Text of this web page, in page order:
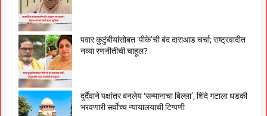
पवार कुटुंबीयांसोबत ‘पीके’ची बंद दाराआड चर्चा; राष्ट्रवादीत
नव्या रणनीतीची चाहूल?
दुर्दैवाने पक्षांतर बनलेय ‘सन्मानाचा बिल्ला’, शिंदे गटाला धडकी
भरवणारी सर्वाेच्च न्यायालयाची टिप्पणी